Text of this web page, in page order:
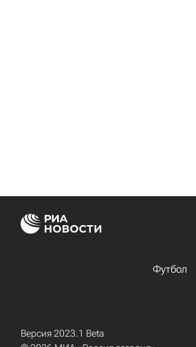
Футбол
Версия 2023.1 Beta